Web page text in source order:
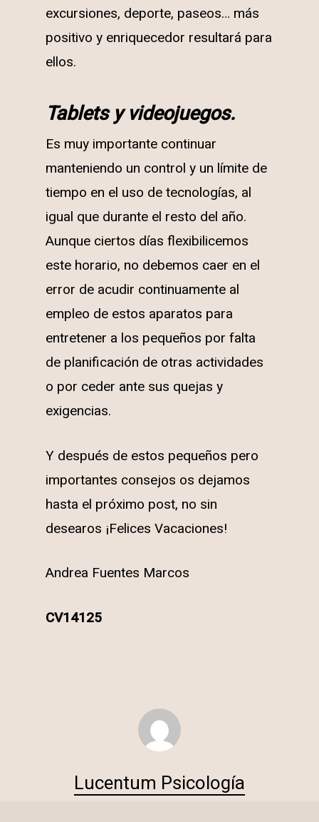
excursiones, deporte, paseos… más
positivo y enriquecedor resultará para
ellos.
Tablets y videojuegos.
Es muy importante continuar
manteniendo un control y un límite de
tiempo en el uso de tecnologías, al
igual que durante el resto del año.
Aunque ciertos días flexibilicemos
este horario, no debemos caer en el
error de acudir continuamente al
empleo de estos aparatos para
entretener a los pequeños por falta
de planificación de otras actividades
o por ceder ante sus quejas y
exigencias.
Y después de estos pequeños pero
importantes consejos os dejamos
hasta el próximo post, no sin
desearos ¡Felices Vacaciones!
Andrea Fuentes Marcos
CV14125
Lucentum Psicología